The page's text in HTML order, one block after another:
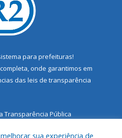
para prefeituras!
completa, onde garantimos em
das leis de transparência
Transparência Pública
sua experiência de